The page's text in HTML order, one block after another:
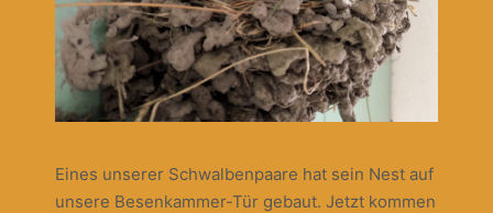
Eines unserer Schwalbenpaare hat sein Nest auf
unsere Besenkammer-Tür gebaut. Jetzt kommen